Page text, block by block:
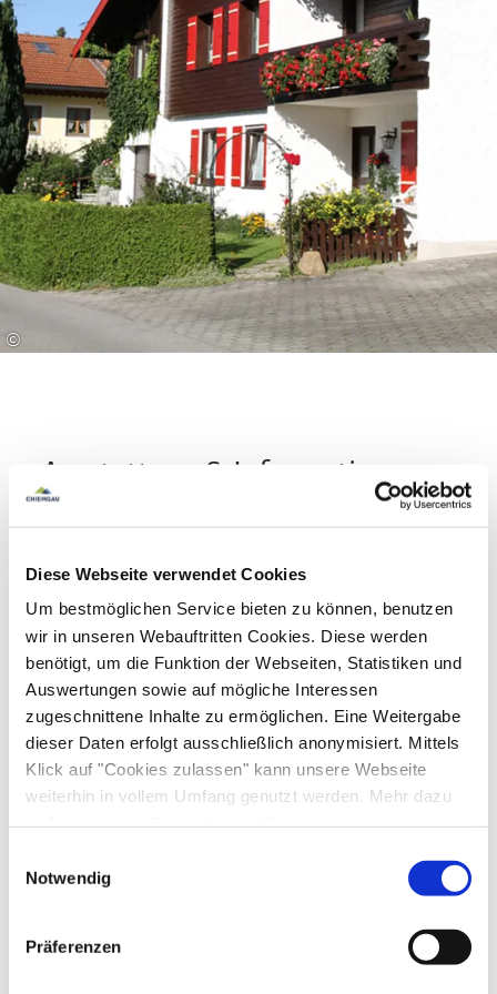
Diese Webseite verwendet Cookies
Um bestmöglichen Service bieten zu können, benutzen
wir in unseren Webauftritten Cookies. Diese werden
benötigt, um die Funktion der Webseiten, Statistiken und
Auswertungen sowie auf mögliche Interessen
zugeschnittene Inhalte zu ermöglichen. Eine Weitergabe
dieser Daten erfolgt ausschließlich anonymisiert. Mittels
Klick auf "Cookies zulassen" kann unsere Webseite
weiterhin in vollem Umfang genutzt werden. Mehr dazu
steht in unserer Datenschutzerklärung.
gelistet.
Notwendig
Präferenzen
©
Ausstattung & Informationen
Anreise: 11:00 - 18:00 Abreise: 06:00 - 10:30
Services
Abholung vom Bahnhof
Grundstück umzäunt
Parkplatz am Haus
Behindertengerechte Parkplätze
Zahlungsoptionen vor Ort
Ausschließlich Barzahlung
In der Nähe
Ausstattung
Richtlinien